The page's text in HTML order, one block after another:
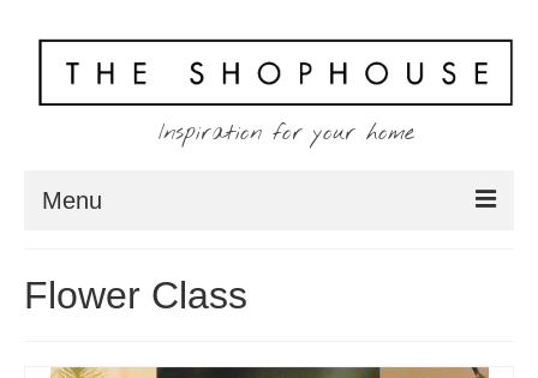
Inspiration for your home
Menu
About
Client
Flower Class